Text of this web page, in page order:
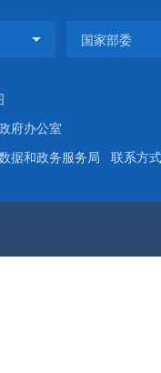
政府办公室
据和政务服务局 联系方